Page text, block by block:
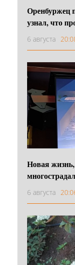
Оренбуржец
узнал, что
6 августа
Новая
6 августа